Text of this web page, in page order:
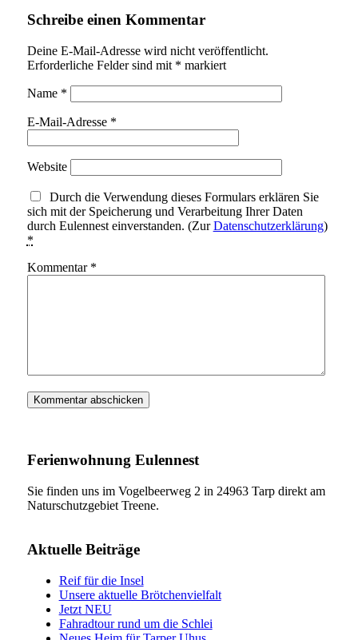
Schreibe einen Kommentar
Deine E-Mail-Adresse wird nicht veröffentlicht.
Erforderliche Felder sind mit * markiert
Name *
E-Mail-Adresse *
Website
Durch die Verwendung dieses Formulars erklären Sie
sich mit der Speicherung und Verarbeitung Ihrer Daten
durch Eulennest einverstanden. (ZurDatenschutzerklärung)
*
Kommentar *
Ferienwohnung Eulennest
Sie finden uns im Vogelbeerweg 2 in 24963 Tarp direkt am
Naturschutzgebiet Treene.
Aktuelle Beiträge
Reif für die Insel
Unsere aktuelle Brötchenvielfalt
Jetzt NEU
Fahradtour rund um die Schlei